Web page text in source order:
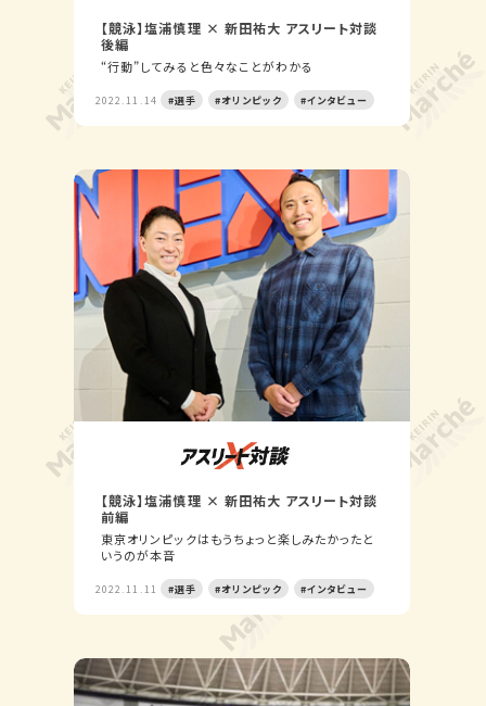
【競泳】塩浦慎理 × 新田祐大 アスリート対談
後編
“行動”してみると色々なことがわかる
2022.11.14 #選手 #オリンピック #インタビュー
【競泳】塩浦慎理 × 新田祐大 アスリート対談
前編
東京オリンピックはもうちょっと楽しみたかったと
いうのが本音
2022.11.11 #選手 #オリンピック #インタビュー